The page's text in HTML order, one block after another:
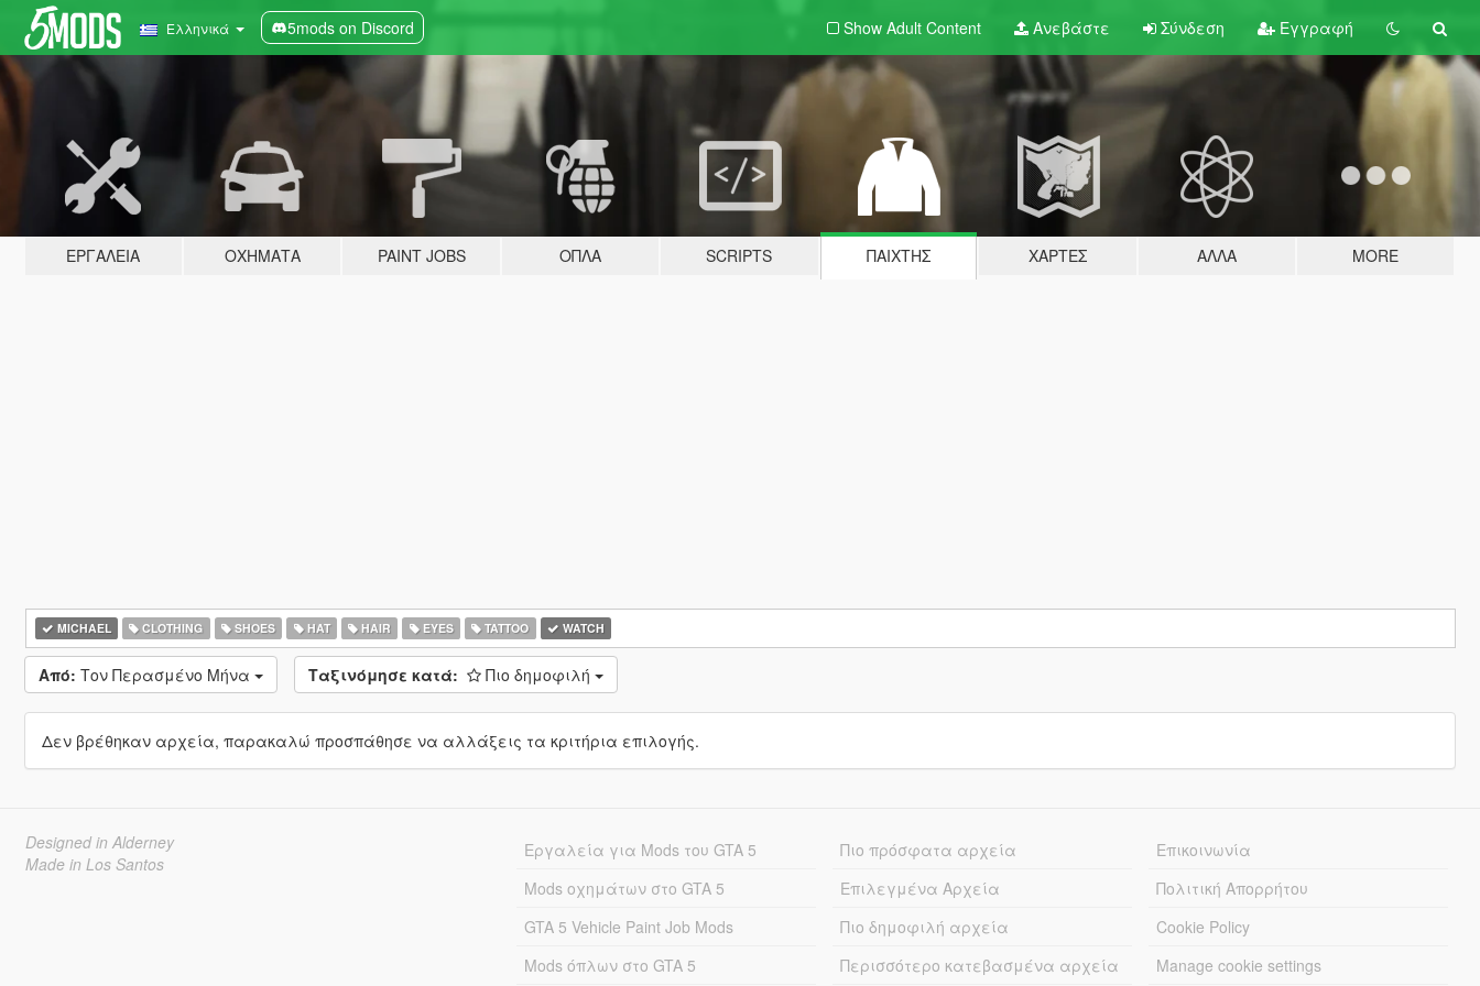
Ελληνικά 5mods on Discord Show Adult Content Ανεβάστε Σύνδεση Εγγραφή
ΕΡΓΑΛΕΊΑ ΟΧΉΜΑΤΑ PAINT JOBS ΌΠΛΑ SCRIPTS ΠΑΊΧΤΗΣ ΧΆΡΤΕΣ ΆΛΛΑ MORE
MICHAEL CLOTHING SHOES HAT HAIR EYES TATTOO WATCH
Από: Τον Περασμένο Μήνα Ταξινόμησε κατά: Πιο δημοφιλή
Δεν βρέθηκαν αρχεία, παρακαλώ προσπάθησε να αλλάξεις τα κριτήρια επιλογής.
Designed in Alderney
Made in Los Santos
Εργαλεία για Mods του GTA 5
Mods οχημάτων στο GTA 5
GTA 5 Vehicle Paint Job Mods
Mods όπλων στο GTA 5
Πιο πρόσφατα αρχεία
Επιλεγμένα Αρχεία
Πιο δημοφιλή αρχεία
Περισσότερο κατεβασμένα αρχεία
Επικοινωνία
Πολιτική Απορρήτου
Cookie Policy
Manage cookie settings